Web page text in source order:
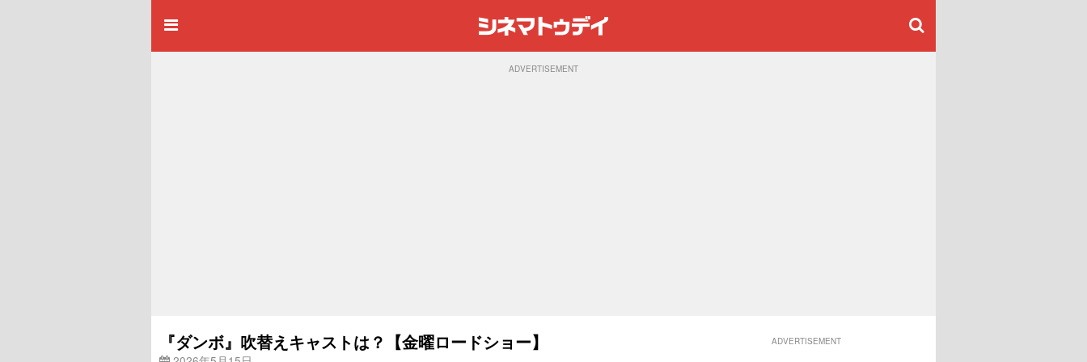
ADVERTISEMENT
『ダンボ』吹替えキャストは？【金曜ロードショー】 ADVERTISEMENT